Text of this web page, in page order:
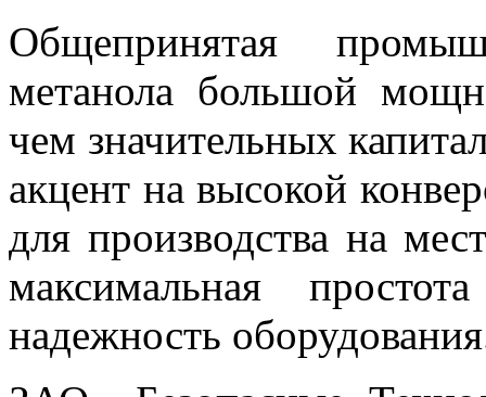
Общепринятая
метанола большой
чем значительных
акцент на высокой
для производства на
максимальная
надежность